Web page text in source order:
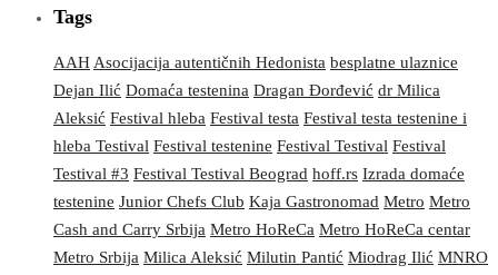
Tags
AAHAsocijacija autentičnih Hedonista besplatne ulaznice
Dejan Ilić Domaća testenina Dragan Đorđević dr Milica
Aleksić Festival hleba Festival testa Festival testa testenine i
hleba Testival Festival testenine Festival Testival Festival
Testival #3 Festival Testival Beograd hoff.rs Izrada domaće
testenine Junior Chefs Club Kaja Gastronomad Metro Metro
Cash and Carry Srbija Metro HoReCa Metro HoReCa centar
Metro Srbija Milica Aleksić Milutin Pantić Miodrag Ilić MNRO